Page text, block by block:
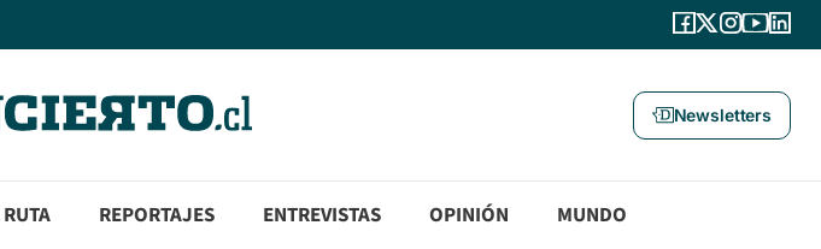
Newsletters
REPORTAJES ENTREVISTAS OPINIÓN MUNDO